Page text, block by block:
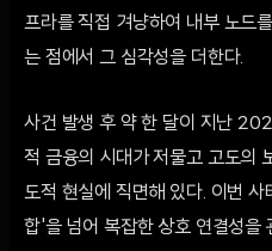
프라를 직접 겨냥하여 내부 노드
는 점에서 그 심각성을 더한다.
사건 발생 후 약 한 달이 지난
적 금융의 시대가 저물고 고도의
도적 현실에 직면해 있다. 이번
합'을 넘어 복잡한 상호 연결성을